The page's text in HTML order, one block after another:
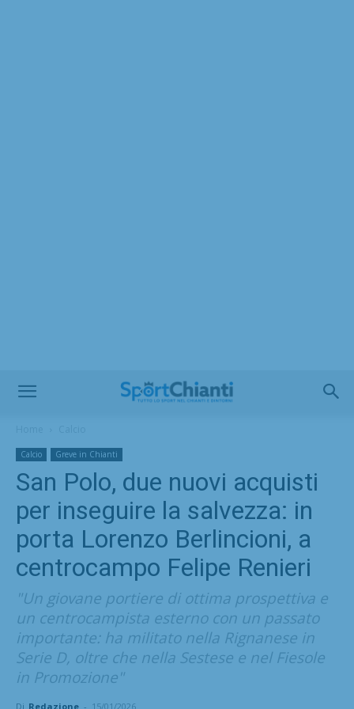
Calcio Greve in Chianti
San Polo, due nuovi acquisti
per inseguire la salvezza: in
porta Lorenzo Berlincioni, a
centrocampo Felipe Renieri
"Un giovane portiere di ottima prospettiva e
un centrocampista esterno con un passato
importante: ha militato nella Rignanese in
Serie D, oltre che nella Sestese e nel Fiesole
in Promozione"
Di Redazione - 15/01/2026